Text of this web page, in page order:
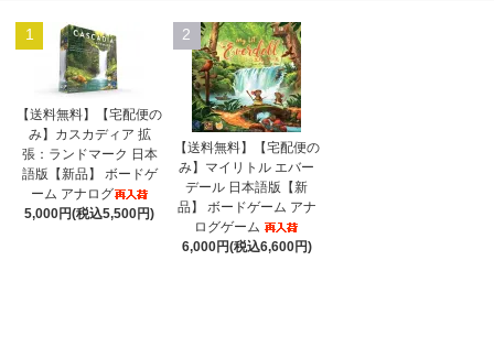
1
【送料無料】【宅配便の
み】カスカディア 拡
張：ランドマーク 日本
語版【新品】 ボードゲ
ーム アナログ
5,000円(税込5,500円)
2
【送料無料】【宅配便の
み】マイリトル エバー
デール 日本語版【新
品】 ボードゲーム アナ
ログゲーム
6,000円(税込6,600円)